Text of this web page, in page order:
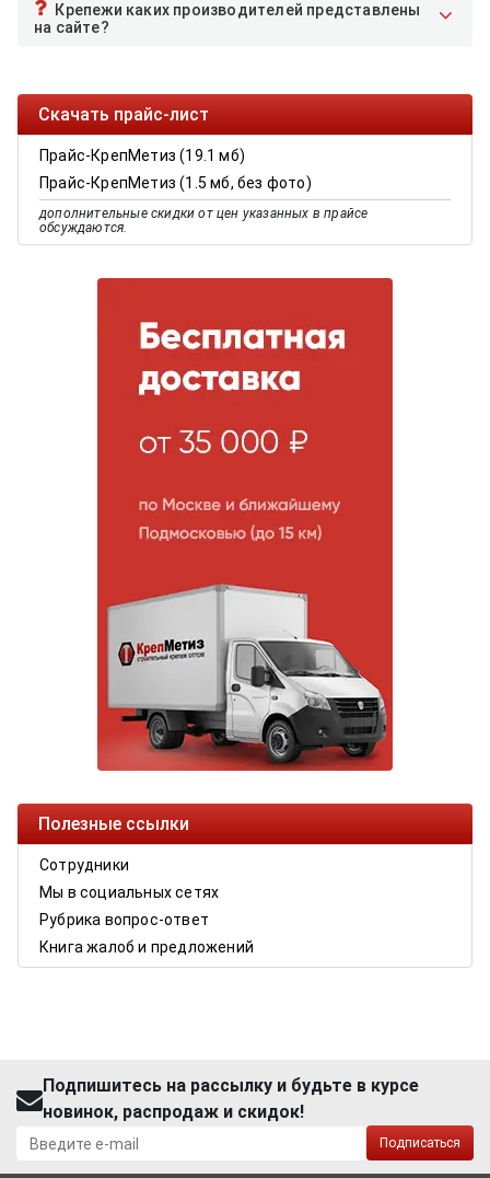
Крепежи каких производителей представлены
на сайте?
Скачать прайс-лист
Прайс-КрепМетиз (19.1 мб)
Прайс-КрепМетиз (1.5 мб, без фото)
дополнительные скидки от цен указанных в прайсе
обсуждаются.
Полезные ссылки
Сотрудники
Мы в социальных сетях
Рубрика вопрос-ответ
Книга жалоб и предложений
Подпишитесь на рассылку и будьте в курсе
новинок, распродаж и скидок!
Подписаться